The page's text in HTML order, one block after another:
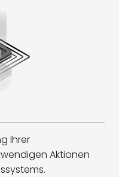
Ihrer
Aktionen